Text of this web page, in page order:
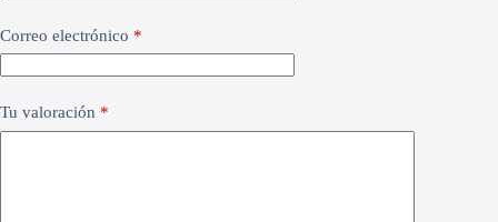
Correo electrónico *
Tu valoración *